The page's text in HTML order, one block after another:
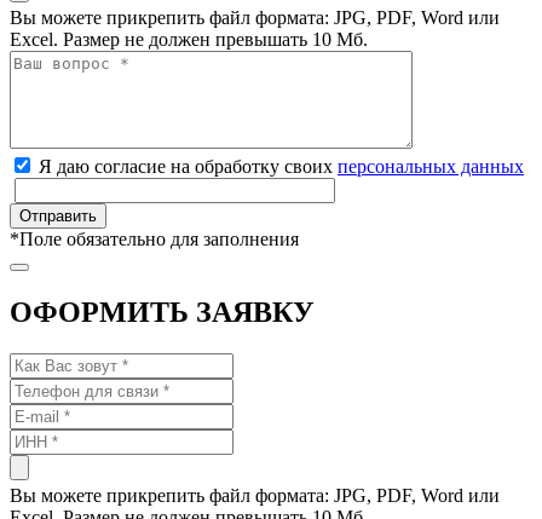
Вы можете прикрепить файл формата: JPG, PDF, Word или
Excel. Размер не должен превышать 10 Мб.
Я даю согласие на обработку своих персональных данных
*Поле обязательно для заполнения
ОФОРМИТЬ ЗАЯВКУ
Вы можете прикрепить файл формата: JPG, PDF, Word или